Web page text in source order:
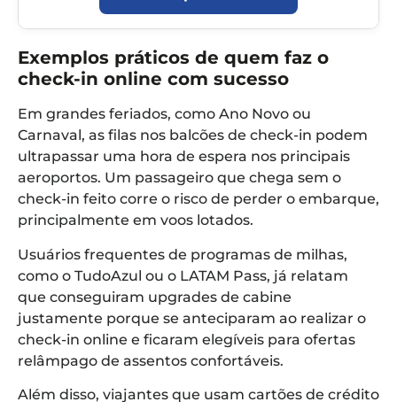
Exemplos práticos de quem faz o
check-in online com sucesso
Em grandes feriados, como Ano Novo ou
Carnaval, as filas nos balcões de check-in podem
ultrapassar uma hora de espera nos principais
aeroportos. Um passageiro que chega sem o
check-in feito corre o risco de perder o embarque,
principalmente em voos lotados.
Usuários frequentes de programas de milhas,
como o TudoAzul ou o LATAM Pass, já relatam
que conseguiram upgrades de cabine
justamente porque se anteciparam ao realizar o
check-in online e ficaram elegíveis para ofertas
relâmpago de assentos confortáveis.
Além disso, viajantes que usam cartões de crédito